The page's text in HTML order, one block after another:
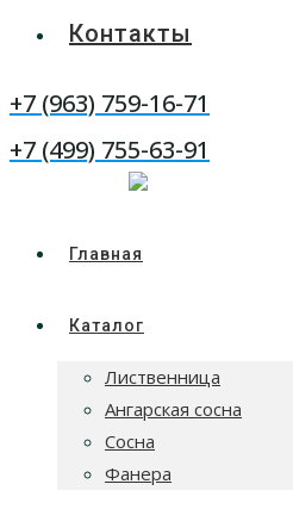
Контакты
Telegram
WhatsApp
+7 (963) 759-16-71
+7 (499) 755-63-91
Главная
Каталог
Лиственница
Ангарская сосна
Сосна
Фанера